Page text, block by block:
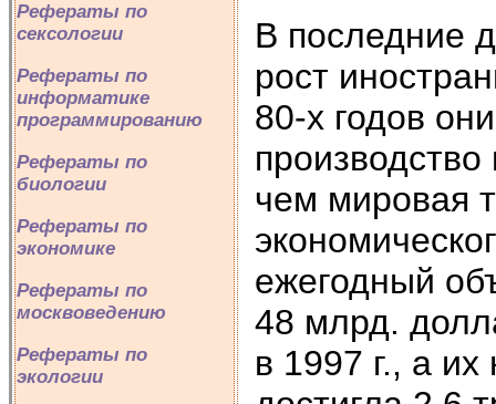
Рефераты по
сексологии
Рефераты по
информатике
программированию
Рефераты по
биологии
Рефераты по
экономике
Рефераты по
москвоведению
Рефераты по
экологии
В последние
рост
80-х годов
чем мировая
ежегодный
48 млрд.
в 1997 г., а